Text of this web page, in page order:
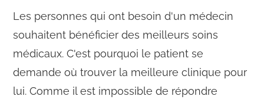
Les personnes qui ont besoin d'un médecin
souhaitent bénéficier des meilleurs soins
médicaux. C'est pourquoi le patient se
demande où trouver la meilleure clinique pour
lui. Comme il est impossible de répondre